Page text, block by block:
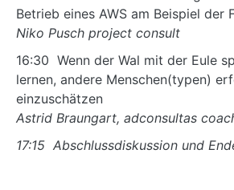
Betrieb eines AWS am Beispiel der
Niko Pusch project consult
16:30 Wenn der Wal mit der Eule
lernen, andere Menschen(typen)
einzuschätzen
Astrid Braungart, adconsultas
17:15 Abschlussdiskussion und